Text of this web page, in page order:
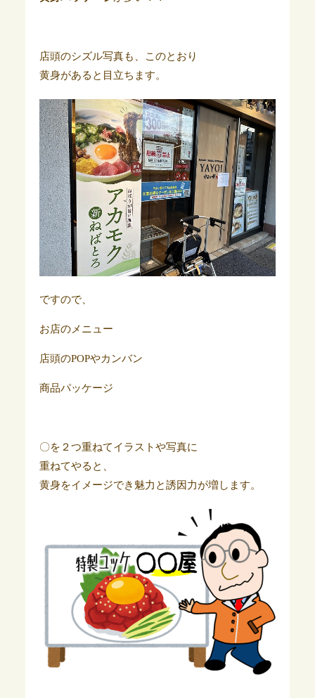
店頭のシズル写真も、このとおり
黄身があると目立ちます。
ですので、
お店のメニュー
店頭のPOPやカンバン
商品パッケージ
〇を２つ重ねてイラストや写真に
重ねてやると、
黄身をイメージでき魅力と誘因力が増します。